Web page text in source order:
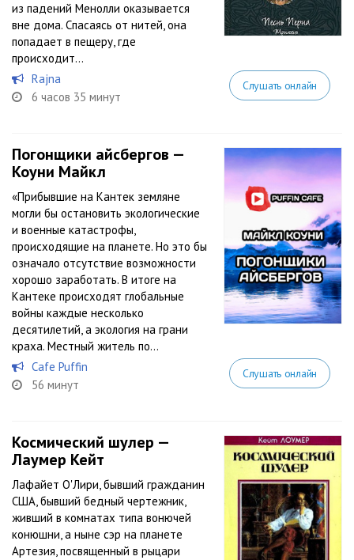
из падений Менолли оказывается
вне дома. Спасаясь от нитей, она
попадает в пещеру, где
происходит...
Rajna
6 часов 35 минут
Слушать онлайн
Погонщики айсбергов —
Коуни Майкл
«Прибывшие на Кантек земляне
могли бы остановить экологические
и военные катастрофы,
происходящие на планете. Но это бы
означало отсутствие возможности
хорошо заработать. В итоге на
Кантеке происходят глобальные
войны каждые несколько
десятилетий, а экология на грани
краха. Местный житель по...
Cafe Puffin
56 минут
Слушать онлайн
Космический шулер —
Лаумер Кейт
Лафайет О'Лири, бывший гражданин
США, бывший бедный чертежник,
живший в комнатах типа вонючей
конюшни, а ныне сэр на планете
Артезия, посвященный в рыцари